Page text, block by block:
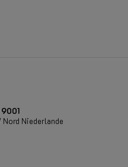
9001
Niederlande